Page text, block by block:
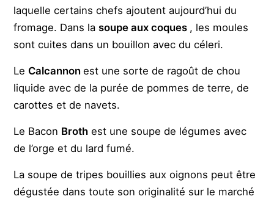
laquelle certains chefs ajoutent aujourd’hui du
fromage. Dans lasoupe aux coques , les moules
sont cuites dans un bouillon avec du céleri.
Le Calcannonest une sorte de ragoût de chou
liquide avec de la purée de pommes de terre, de
carottes et de navets.
Le Bacon Broth est une soupe de légumes avec
de l’orge et du lard fumé.
La soupe de tripes bouillies aux oignons peut être
dégustée dans toute son originalité sur le marché